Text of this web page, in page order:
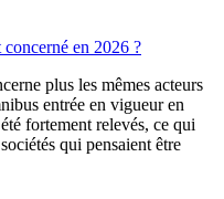
en 2026 ?
plus les mêmes acteurs
entrée en vigueur en
fortement relevés, ce qui
qui pensaient être